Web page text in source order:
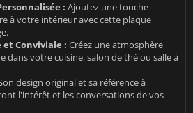
: Ajoutez une touche
à votre intérieur avec cette plaque
Conviviale : Créez une atmosphère
dans votre cuisine, salon de thé ou salle à
design original et sa référence à
l'intérêt et les conversations de vos